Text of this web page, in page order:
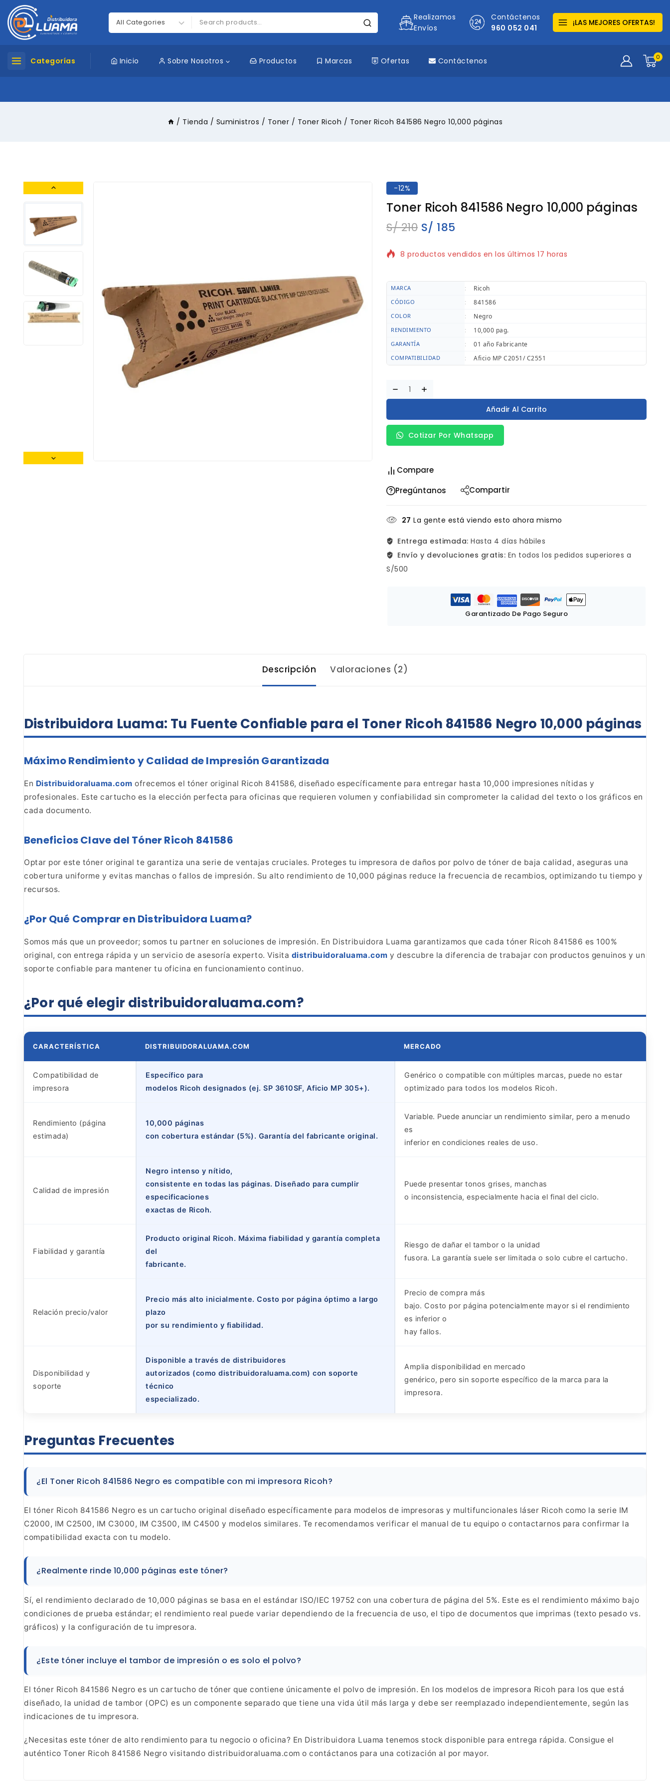
Realizamos
Envíos
Contáctenos
960 052 041
¡LAS MEJORES OFERTAS!
Categorías Inicio Sobre Nosotros Productos Marcas Ofertas Contáctenos 0
/ Tienda / Suministros / Toner / Toner Ricoh / Toner Ricoh 841586 Negro 10,000 páginas
-12%
Toner Ricoh 841586 Negro 10,000 páginas
S/210 S/ 185
8 productos vendidos en los últimos 17 horas
¡Se vende rápido! ¡Terminado! 7 la gente tiene en su carrito
MARCA : Ricoh
CÓDIGO : 841586
COLOR : Negro
RENDIMIENTO : 10,000 pag.
GARANTÍA : 01 año Fabricante
COMPATIBILIDAD : Aficio MP C2051/ C2551
Añadir Al Carrito
Cotizar Por Whatsapp
Compare
Pregúntanos
Compartir
27 La gente está viendo esto ahora mismo
Entrega estimada: Hasta 4 días hábiles
Envío y devoluciones gratis: En todos los pedidos superiores a
S/500
Garantizado De Pago Seguro
Descripción Valoraciones (2)
Distribuidora Luama: Tu FuenteConfiable para el Toner Ricoh 841586 Negro 10,000 páginas
Máximo Rendimiento y Calidad de Impresión Garantizada
En Distribuidoraluama.com ofrecemos el tóner original Ricoh 841586, diseñado específicamente para entregar hasta 10,000 impresiones nítidas y
profesionales. Este cartucho es la elección perfecta para oficinas que requieren volumen y confiabilidad sin comprometer la calidad del texto o los gráficos en
cada documento.
Beneficios Clave del Tóner Ricoh 841586
Optar por este tóner original te garantiza una serie de ventajas cruciales. Proteges tu impresora de daños por polvo de tóner de baja calidad, aseguras una
cobertura uniforme y evitas manchas o fallos de impresión. Su alto rendimiento de 10,000 páginas reduce la frecuencia de recambios, optimizando tu tiempo y
recursos.
¿Por Qué Comprar en Distribuidora Luama?
Somos más que un proveedor; somos tu partner en soluciones de impresión. En Distribuidora Luama garantizamos que cada tóner Ricoh 841586 es 100%
original, con entrega rápida y un servicio de asesoría experto. Visita distribuidoraluama.com y descubre la diferencia de trabajar con productos genuinos y un
soporte confiable para mantener tu oficina en funcionamiento continuo.
¿Por qué elegir distribuidoraluama.com?
CARACTERÍSTICA DISTRIBUIDORALUAMA.COM MERCADO
Compatibilidad de
impresora
Específico para
modelos Ricoh designados (ej. SP 3610SF, Aficio MP 305+).
Genérico o compatible con múltiples marcas, puede no estar
optimizado para todos los modelos Ricoh.
Rendimiento (página
estimada)
10,000 páginas
con cobertura estándar (5%). Garantía del fabricante original.
Variable. Puede anunciar un rendimiento similar, pero a menudo
es
inferior en condiciones reales de uso.
Calidad de impresión
Negro intenso y nítido,
consistente en todas las páginas. Diseñado para cumplir
especificaciones
exactas de Ricoh.
Puede presentar tonos grises, manchas
o inconsistencia, especialmente hacia el final del ciclo.
Fiabilidad y garantía
Producto original Ricoh. Máxima fiabilidad y garantía completa
del
fabricante.
Riesgo de dañar el tambor o la unidad
fusora. La garantía suele ser limitada o solo cubre el cartucho.
Relación precio/valor
Precio más alto inicialmente. Costo por página óptimo a largo
plazo
por su rendimiento y fiabilidad.
Precio de compra más
bajo. Costo por página potencialmente mayor si el rendimiento
es inferior o
hay fallos.
Disponibilidad y
soporte
Disponible a través de distribuidores
autorizados (como distribuidoraluama.com) con soporte
técnico
especializado.
Amplia disponibilidad en mercado
genérico, pero sin soporte específico de la marca para la
impresora.
Preguntas Frecuentes
¿El Toner Ricoh 841586 Negro es compatible con mi impresora Ricoh?
El tóner Ricoh 841586 Negro es un cartucho original diseñado específicamente para modelos de impresoras y multifuncionales láser Ricoh como la serie IM
C2000, IM C2500, IM C3000, IM C3500, IM C4500 y modelos similares. Te recomendamos verificar el manual de tu equipo o contactarnos para confirmar la
compatibilidad exacta con tu modelo.
¿Realmente rinde 10,000 páginas este tóner?
Sí, el rendimiento declarado de 10,000 páginas se basa en el estándar ISO/IEC 19752 con una cobertura de página del 5%. Este es el rendimiento máximo bajo
condiciones de prueba estándar; el rendimiento real puede variar dependiendo de la frecuencia de uso, el tipo de documentos que imprimas (texto pesado vs.
gráficos) y la configuración de tu impresora.
¿Este tóner incluye el tambor de impresión o es solo el polvo?
El tóner Ricoh 841586 Negro es un cartucho de tóner que contiene únicamente el polvo de impresión. En los modelos de impresora Ricoh para los que está
diseñado, la unidad de tambor (OPC) es un componente separado que tiene una vida útil más larga y debe ser reemplazado independientemente, según las
indicaciones de tu impresora.
¿Necesitas este tóner de alto rendimiento para tu negocio o oficina? En Distribuidora Luama tenemos stock disponible para entrega rápida. Consigue el
auténtico Toner Ricoh 841586 Negro visitando distribuidoraluama.com o contáctanos para una cotización al por mayor.